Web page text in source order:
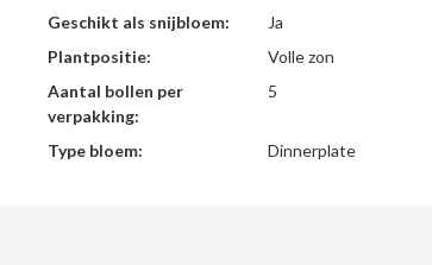
Geschikt als snijbloem:
Ja
Plantpositie:
Volle zon
Aantal bollen per
verpakking:
5
Type bloem: Dinnerplate